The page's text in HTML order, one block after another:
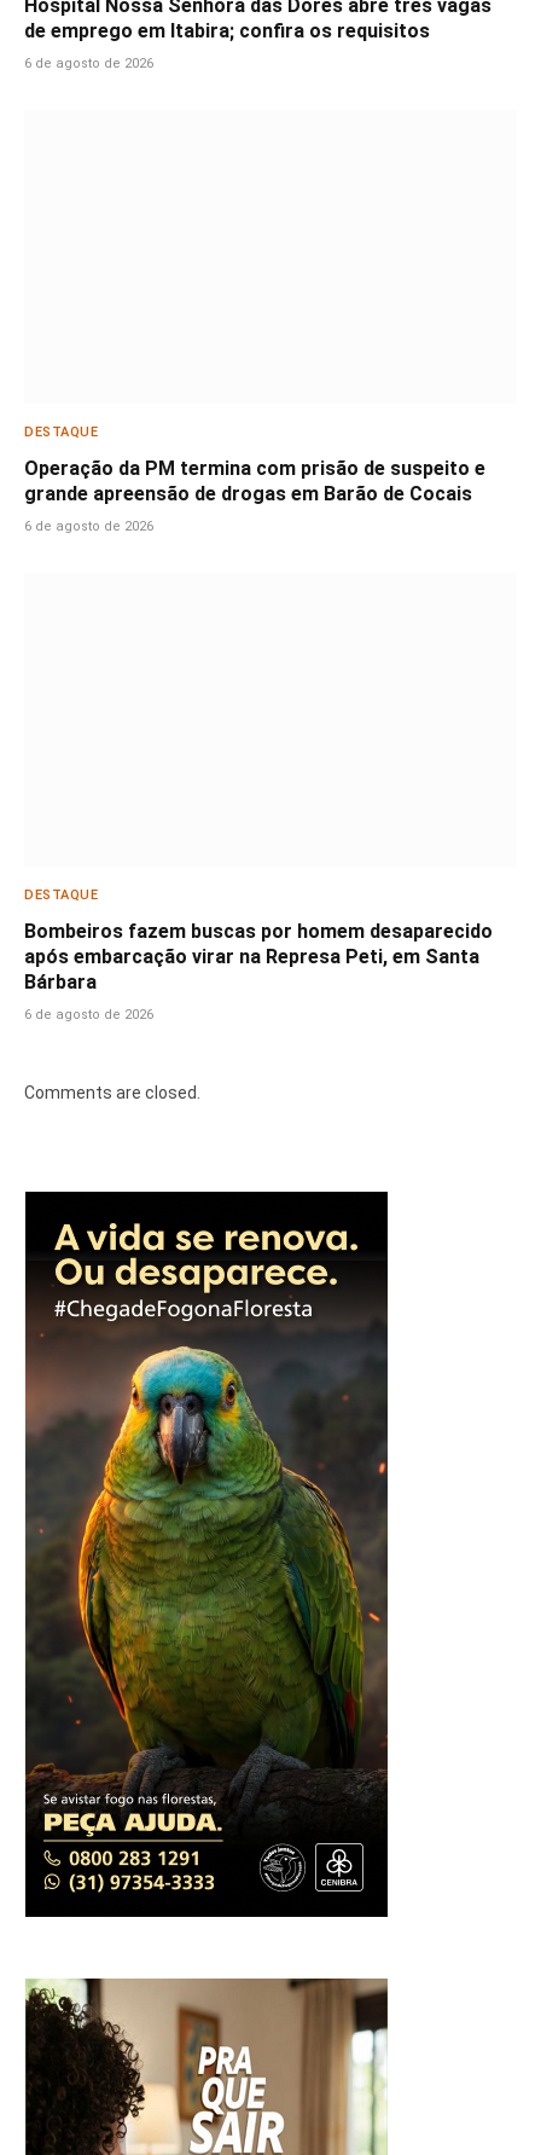
Hospital Nossa Senhora das Dores abre três vagas
de emprego em Itabira; confira os requisitos
6 de agosto de 2026
DESTAQUE
Operação da PM termina com prisão de suspeito e
grande apreensão de drogas em Barão de Cocais
6 de agosto de 2026
DESTAQUE
Bombeiros fazem buscas por homem desaparecido
após embarcação virar na Represa Peti, em Santa
Bárbara
6 de agosto de 2026
Comments are closed.